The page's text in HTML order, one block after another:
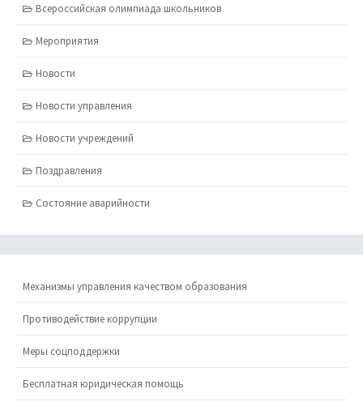
Всероссийская олимпиада школьников
Мероприятия
Новости
Новости управления
Новости учреждений
Поздравления
Состояние аварийности
Механизмы управления качеством образования
Противодействие коррупции
Меры соцподдержки
Бесплатная юридическая помощь